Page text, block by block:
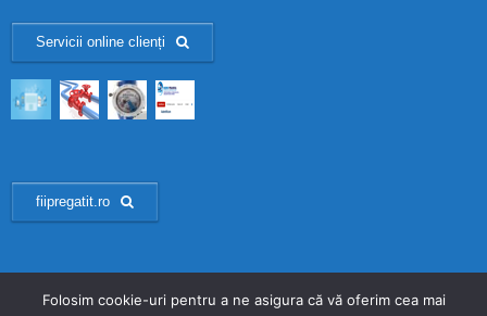
Servicii online clienți
fiipregatit.ro
Folosim cookie-uri pentru a ne asigura că vă oferim cea mai